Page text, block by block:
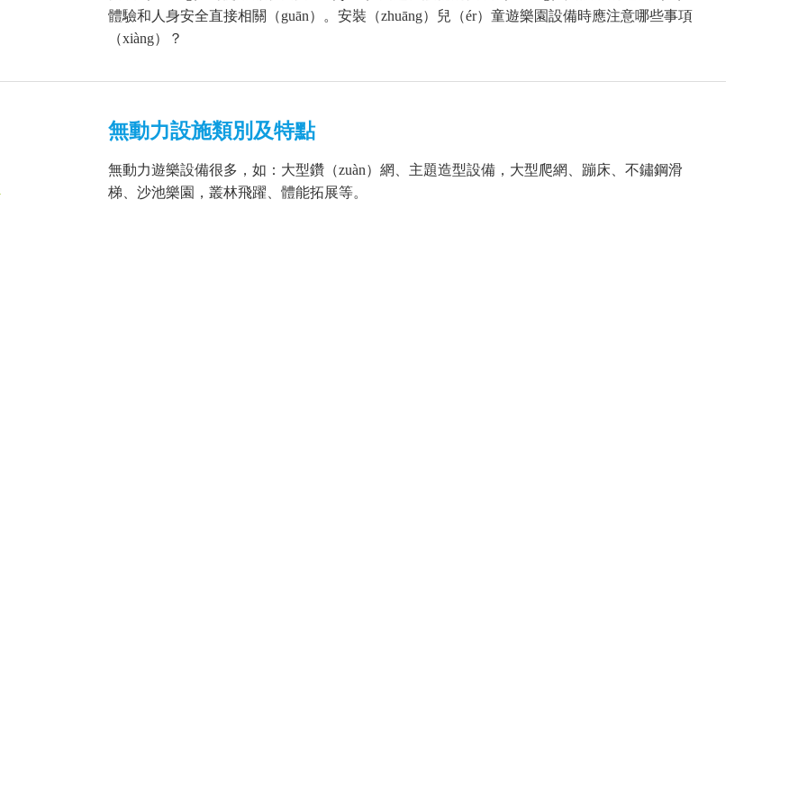
體驗和人身安全直接相關（guān）。安裝（zhuāng）兒（ér）童遊樂園設備時應注意哪些事項
（xiàng）？
無動力設施類別及特點
無動力遊樂設備很多，如：大型鑽（zuàn）網、主題造型設備，大型爬網、蹦床、不鏽鋼滑
梯、沙池樂園，叢林飛躍、體能拓展等。